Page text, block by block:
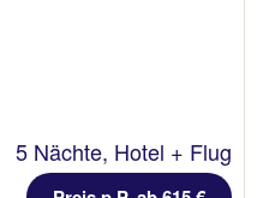
5 Nächte, Hotel + Flug